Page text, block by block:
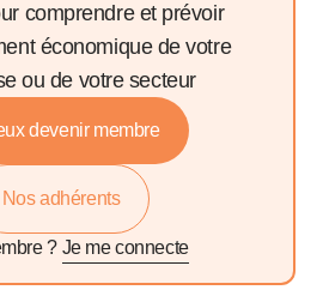
comprendre et prévoir
économique de votre
ou de votre secteur
devenir membre
Nos adhérents
? Je me connecte